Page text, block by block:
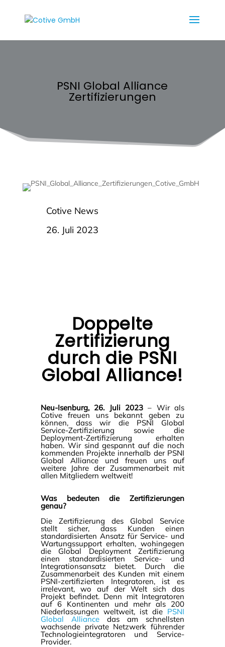
PSNI Global Alliance
Zertifizierungen
Cotive News
26. Juli 2023
Doppelte
Zertifizierung
durch die PSNI
Global Alliance!
Neu-Isenburg, 26. Juli 2023 – Wir als
Cotive freuen uns bekannt geben zu
können, dass wir die PSNI Global
Service-Zertifizierung sowie die
Deployment-Zertifizierung erhalten
haben. Wir sind gespannt auf die noch
kommenden Projekte innerhalb der PSNI
Global Alliance und freuen uns auf
weitere Jahre der Zusammenarbeit mit
allen Mitgliedern weltweit!
Was bedeuten die Zertifizierungen
genau?
Die Zertifizierung des Global Service
stellt sicher, dass Kunden einen
standardisierten Ansatz für Service- und
Wartungssupport erhalten, wohingegen
die Global Deployment Zertifizierung
einen standardisierten Service- und
Integrationsansatz bietet. Durch die
Zusammenarbeit des Kunden mit einem
PSNI-zertifizierten Integratoren, ist es
irrelevant, wo auf der Welt sich das
Projekt befindet. Denn mit Integratoren
auf 6 Kontinenten und mehr als 200
Niederlassungen weltweit, ist die PSNI
Global Alliancedas am schnellsten
wachsende private Netzwerk führender
Technologieintegratoren und Service-
Provider.